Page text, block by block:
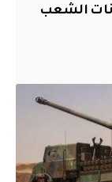
الشعب